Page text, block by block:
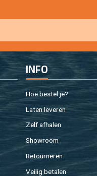
INFO
Hoe be­stel je?
Laten le­ve­ren
Zelf af­ha­len
Show­room
Re­tour­ne­ren
Vei­lig be­ta­len